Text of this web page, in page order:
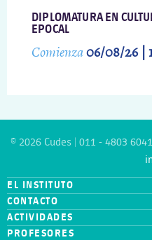
DIPLOMATURA EN
EPOCAL
Comienza06/08/26 |
© 2026 Cudes | 011 - 4803 6041
EL INSTITUTO
CONTACTO
ACTIVIDADES
PROFESORES